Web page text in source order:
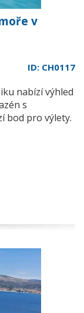
v
ID: CH0117
nabízí výhled
s
bod pro výlety.